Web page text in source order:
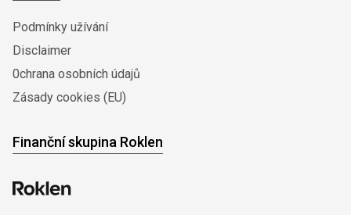
Podmínky užívání
Disclaimer
0chrana osobních údajů
Zásady cookies (EU)
Finanční skupina Roklen